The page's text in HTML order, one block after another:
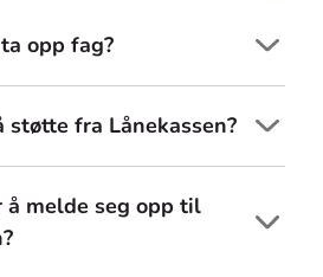
opp fag?
fra Lånekassen?
melde seg opp til